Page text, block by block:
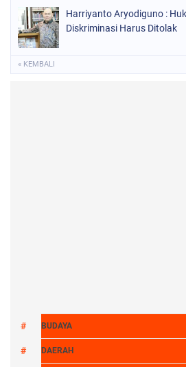
Harriyanto Aryodiguno :
Diskriminasi Harus Ditolak
« KEMBALI
BUDAYA
DAERAH